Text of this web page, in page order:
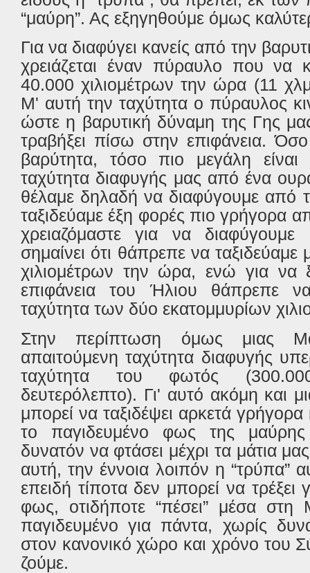
“μαύρη”. Ας εξηγηθούμε όμως
Για να διαφύγει κανείς από την
χρειάζεται έναν πύραυλο που να
40.000 χιλιομέτρων την ώρα (11
Μ' αυτή την ταχύτητα ο πύραυλος
ώστε η βαρυτική δύναμη της Γης
τραβήξει πίσω στην επιφάνεια.
βαρύτητα, τόσο πιο μεγάλη είναι
ταχύτητα διαφυγής μας από ένα
θέλαμε δηλαδή να διαφύγουμε από
ταξιδεύαμε έξη φορές πιο γρήγορα
χρειαζόμαστε για να
σημαίνει ότι θάπρεπε να
χιλιομέτρων την ώρα, ενώ για να
επιφάνεια του Ήλιου θάπρεπε
ταχύτητα των δύο εκατομμυρίων
Στην περίπτωση όμως μιας
απαιτούμενη ταχύτητα διαφυγής
ταχύτητα του φωτός
δευτερόλεπτο). Γι' αυτό ακόμη και
μπορεί να ταξιδέψει αρκετά γρήγορα
το παγιδευμένο φως της μαύρης
δυνατόν να φτάσει μέχρι τα μάτια
αυτή, την έννοια λοιπόν η “τρύπα”
επειδή τίποτα δεν μπορεί να
φως, οτιδήποτε “πέσει” μέσα στη
παγιδευμένο για πάντα, χωρίς
στον κανονικό χώρο και χρόνο του
ζούμε.